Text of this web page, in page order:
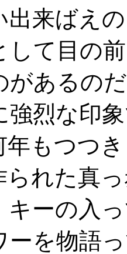
来ばえ
して目の
があるの
強烈な印
年もつつ
られた真
キーの入
ーを物語